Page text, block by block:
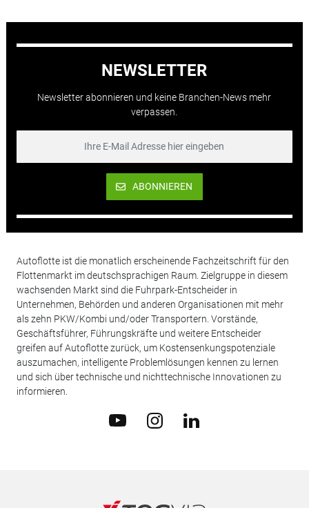
NEWSLETTER
Newsletter abonnieren und keine Branchen-News mehr
verpassen.
ABONNIEREN
Autoflotte ist die monatlich erscheinende Fachzeitschrift für den
Flottenmarkt im deutschsprachigen Raum. Zielgruppe in diesem
wachsenden Markt sind die Fuhrpark-Entscheider in
Unternehmen, Behörden und anderen Organisationen mit mehr
als zehn PKW/Kombi und/oder Transportern. Vorstände,
Geschäftsführer, Führungskräfte und weitere Entscheider
greifen auf Autoflotte zurück, um Kostensenkungspotenziale
auszumachen, intelligente Problemlösungen kennen zu lernen
und sich über technische und nichttechnische Innovationen zu
informieren.